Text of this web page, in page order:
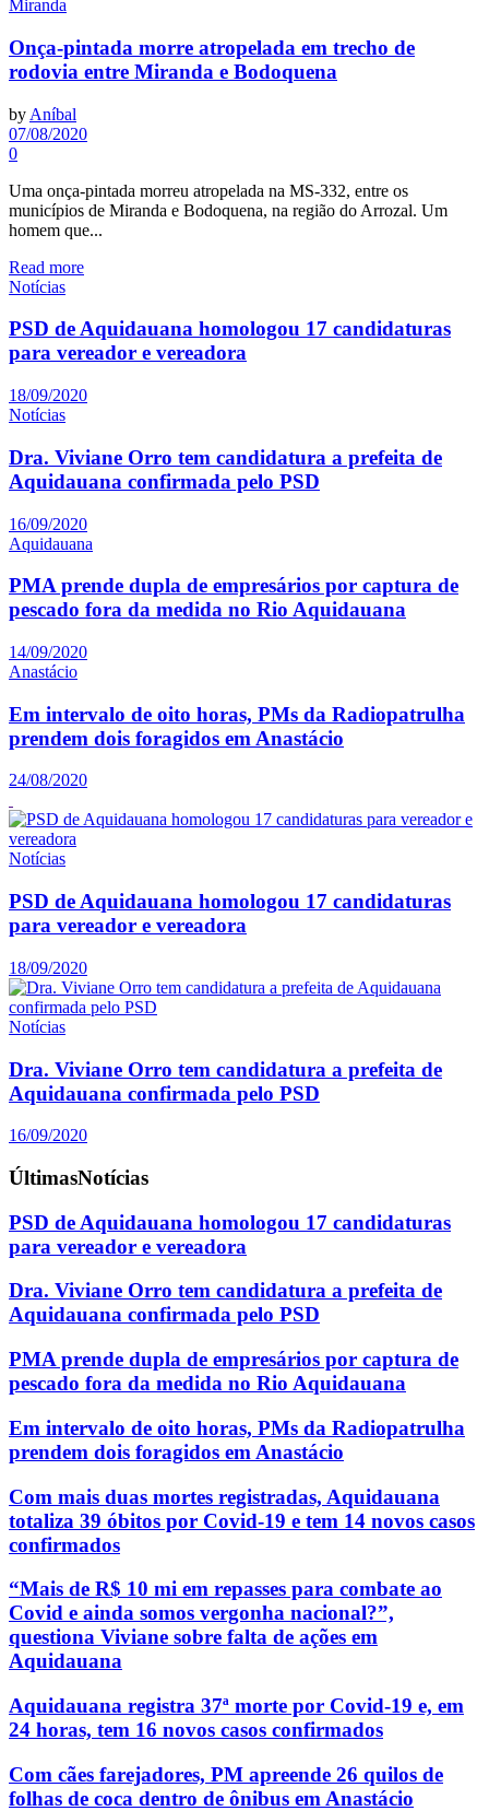
Miranda
Onça-pintada morre atropelada em trecho de
rodovia entre Miranda e Bodoquena
by Aníbal
07/08/2020
0
Uma onça-pintada morreu atropelada na MS-332, entre os
municípios de Miranda e Bodoquena, na região do Arrozal. Um
homem que...
Read more
Notícias
PSD de Aquidauana homologou 17 candidaturas
para vereador e vereadora
18/09/2020
Notícias
Dra. Viviane Orro tem candidatura a prefeita de
Aquidauana confirmada pelo PSD
16/09/2020
Aquidauana
PMA prende dupla de empresários por captura de
pescado fora da medida no Rio Aquidauana
14/09/2020
Anastácio
Em intervalo de oito horas, PMs da Radiopatrulha
prendem dois foragidos em Anastácio
24/08/2020
Notícias
PSD de Aquidauana homologou 17 candidaturas
para vereador e vereadora
18/09/2020
Notícias
Dra. Viviane Orro tem candidatura a prefeita de
Aquidauana confirmada pelo PSD
16/09/2020
ÚltimasNotícias
PSD de Aquidauana homologou 17 candidaturas
para vereador e vereadora
Dra. Viviane Orro tem candidatura a prefeita de
Aquidauana confirmada pelo PSD
PMA prende dupla de empresários por captura de
pescado fora da medida no Rio Aquidauana
Em intervalo de oito horas, PMs da Radiopatrulha
prendem dois foragidos em Anastácio
Com mais duas mortes registradas, Aquidauana
totaliza 39 óbitos por Covid-19 e tem 14 novos casos
confirmados
“Mais de R$ 10 mi em repasses para combate ao
Covid e ainda somos vergonha nacional?”,
questiona Viviane sobre falta de ações em
Aquidauana
Aquidauana registra 37ª morte por Covid-19 e, em
24 horas, tem 16 novos casos confirmados
Com cães farejadores, PM apreende 26 quilos de
folhas de coca dentro de ônibus em Anastácio